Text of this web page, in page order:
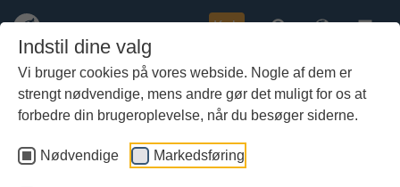
Indstil dine valg
Vi bruger cookies på vores webside. Nogle af dem er
strengt nødvendige, mens andre gør det muligt for os at
forbedre din brugeroplevelse, når du besøger siderne.
Nødvendige Markedsføring
indhold
Køb
Roskildeskibene og verdens
længste vikingeskib